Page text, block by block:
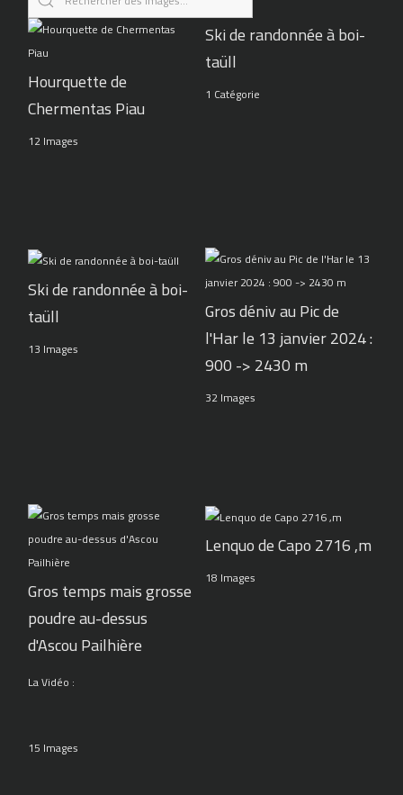
Hourquette de
Chermentas Piau
12 Images
Ski de randonnée à boi-
taüll
1 Catégorie
Ski de randonnée à boi-
taüll
13 Images
Gros déniv au Pic de
l'Har le 13 janvier 2024 :
900 -> 2430 m
32 Images
Gros temps mais grosse
poudre au-dessus
d'Ascou Pailhière
La Vidéo :
15 Images
Lenquo de Capo 2716 ,m
18 Images